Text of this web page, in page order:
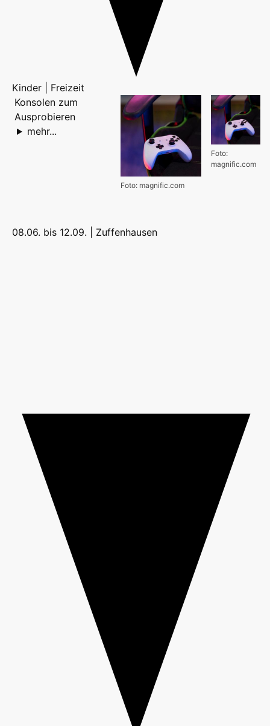
Kinder | Freizeit
Foto:
magnific.com
Foto: magnific.com
Konsolen zum
Ausprobieren
mehr...
08.06. bis 12.09. | Zuffenhausen